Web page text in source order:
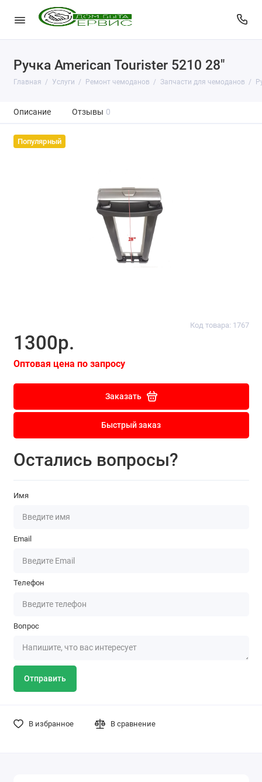
Ручка American Tourister 5210 28"
Главная Услуги Ремонт чемоданов Запчасти для чемоданов
Описание Отзывы 0
Популярный
Код товара: 1767
1300р.
Оптовая цена по запросу
Заказать
Быстрый заказ
Остались вопросы?
Имя
Email
Телефон
Вопрос
Отправить
В избранное В сравнение